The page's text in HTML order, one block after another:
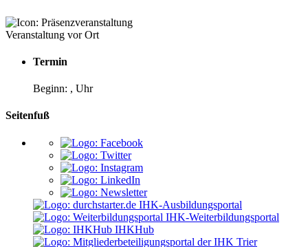
Veranstaltung vor Ort
Termin
Beginn: , Uhr
Seitenfuß
IHK-Ausbildungsportal
IHK-Weiterbildungsportal
IHKHub